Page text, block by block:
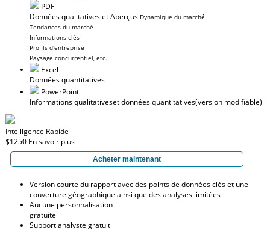
PDF
Données qualitatives et Aperçus Dynamique du marché
Tendances du marché
Informations clés
Profils d'entreprise
Paysage concurrentiel, etc.
Excel
Données quantitatives
PowerPoint
Informations qualitativeset données quantitatives(version modifiable)
Intelligence Rapide
$1250 En savoir plus
Acheter maintenant
Version courte du rapport avec des points de données clés et une
couverture géographique ainsi que des analyses limitées
Aucune personnalisation
gratuite
Support analyste gratuit